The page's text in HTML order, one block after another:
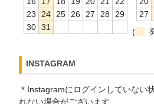
23
24 25 26 27 28
29
30 31
27
(
INSTAGRAM
＊Instagramにログインしていない
れない場合がございます